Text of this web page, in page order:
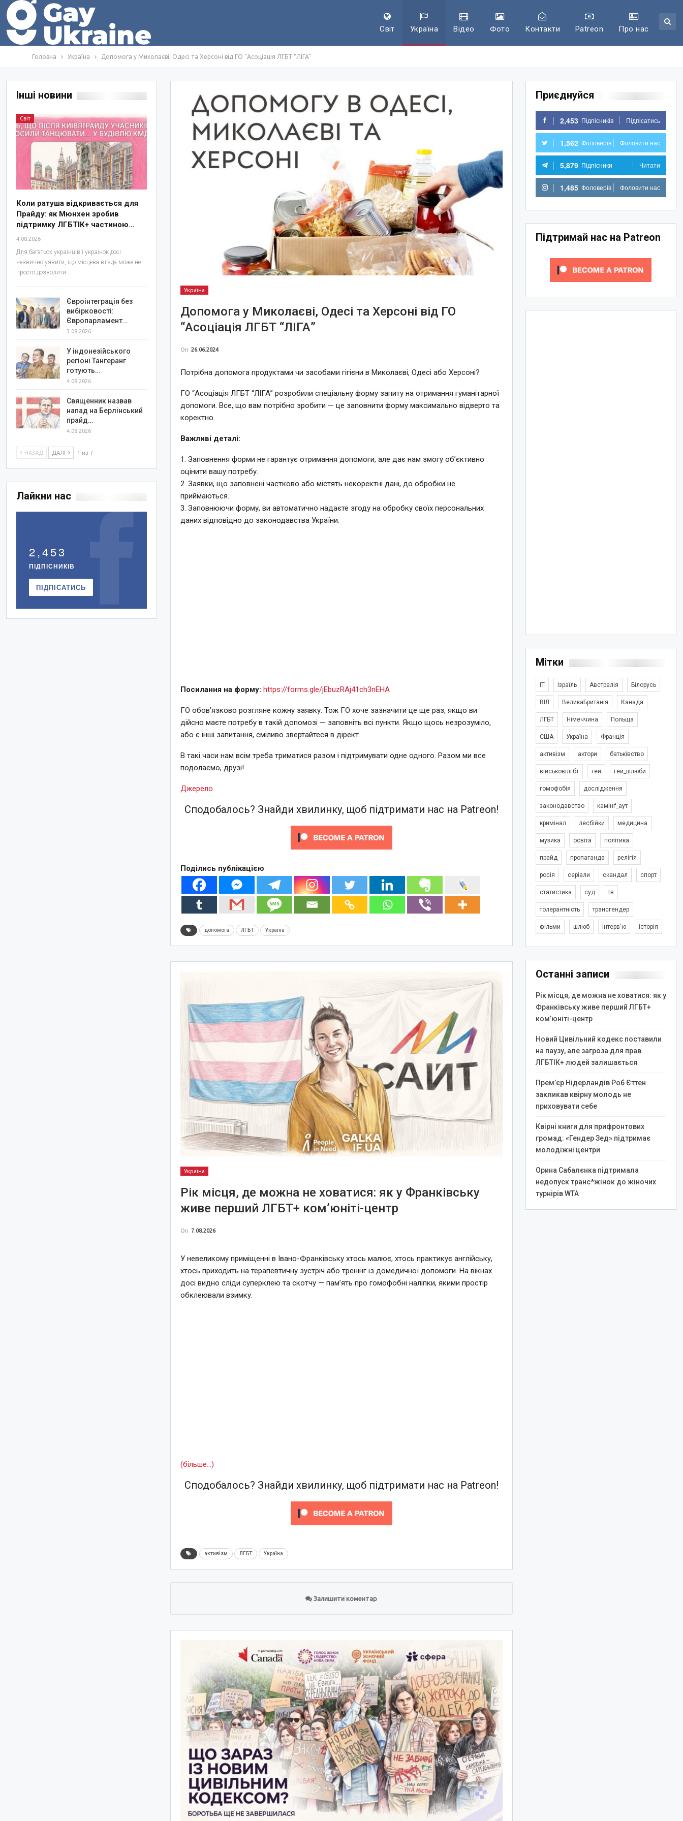
Світ Україна Відео Фото Контакти Patreon Про нас
Головна Україна Допомога у Миколаєві, Одесі та Херсоні від ГО “Асоціація ЛГБТ “ЛІГА”
Україна
Допомога у Миколаєві, Одесі та Херсоні від ГО
“Асоціація ЛГБТ “ЛІГА”
On 26.06.2024
Потрібна допомога продуктами чи засобами гігієни в Миколаєві, Одесі або Херсоні?
ГО “Асоціація ЛГБТ “ЛІГА” розробили спеціальну форму запиту на отримання гуманітарної
допомоги. Все, що вам потрібно зробити — це заповнити форму максимально відверто та
коректно.
Важливі деталі:
1. Заповнення форми не гарантує отримання допомоги, але дає нам змогу об’єктивно
оцінити вашу потребу.
2. Заявки, що заповнені частково або містять некоректні дані, до обробки не
приймаються.
3. Заповнюючи форму, ви автоматично надаєте згоду на обробку своїх персональних
даних відповідно до законодавства України.
Посилання на форму: https://forms.gle/jEbuzRAj41ch3nEHA
ГО обовʼязково розгляне кожну заявку. Тож ГО хоче зазначити це ще раз, якщо ви
дійсно маєте потребу в такій допомозі — заповніть всі пункти. Якщо щось незрозуміло,
або є інші запитання, сміливо звертайтеся в дірект.
В такі часи нам всім треба триматися разом і підтримувати одне одного. Разом ми все
подолаємо, друзі!
Джерело
Сподобалось? Знайди хвилинку, щоб підтримати нас на Patreon!
Поділись публікацією
допомога ЛГБТ Україна
Україна
Рік місця, де можна не ховатися: як у Франківську
живе перший ЛГБТ+ ком’юніті-центр
On 7.08.2026
У невеликому приміщенні в Івано-Франківську хтось малює, хтось практикує англійську,
хтось приходить на терапевтичну зустріч або тренінг із домедичної допомоги. На вікнах
досі видно сліди суперклею та скотчу — пам’ять про гомофобні наліпки, якими простір
обклеювали взимку.
(більше…)
Сподобалось? Знайди хвилинку, щоб підтримати нас на Patreon!
активізм ЛГБТ Україна
Залишити коментар
Приєднуйся
2,453 Підпісників Підпісатись
1,562 Фоловерів Фоловити нас
5,879 Підпісники Читати
1,485 Фоловерів Фоловити нас
Підтримай нас на Patreon
Мітки
IT Ізраїль Австралія Білорусь
ВІЛ ВеликаБританія Канада
ЛГБТ Німеччина Польща
США Україна Франція
активізм актори батьківство
військовілгбт гей гей_шлюби
гомофобія дослідження
законодавство камінґ_аут
кримінал лесбійки медицина
музика освіта політика
прайд пропаганда релігія
росія серіали скандал спорт
статистика суд тв
толерантність трансгендер
фільми шлюб інтерв'ю історія
Останні записи
Рік місця, де можна не ховатися: як у
Франківську живе перший ЛГБТ+
ком’юніті-центр
Новий Цивільний кодекс поставили
на паузу, але загроза для прав
ЛГБТІК+ людей залишається
Прем’єр Нідерландів Роб Єттен
закликав квірну молодь не
приховувати себе
Квірні книги для прифронтових
громад: «Гендер Зед» підтримає
молодіжні центри
Орина Сабалєнка підтримала
недопуск транс*жінок до жіночих
турнірів WTA
Інші новини
Світ
Коли ратуша відкривається для
Прайду: як Мюнхен зробив
підтримку ЛГБТІК+ частиною…
4.08.2026
Для багатьох українців і українок досі
незвично уявити, що місцева влада може не
просто дозволити…
Євроінтеграція без
вибірковості:
Європарламент…
3.08.2026
У індонезійського
регіоні Тангеранг
готують…
4.08.2026
Священник назвав
напад на Берлінський
прайд…
4.08.2026
НАЗАД ДАЛІ 1 из 7
Лайкни нас
2,453
ПІДПІСНИКІВ
ПІДПІСАТИСЬ